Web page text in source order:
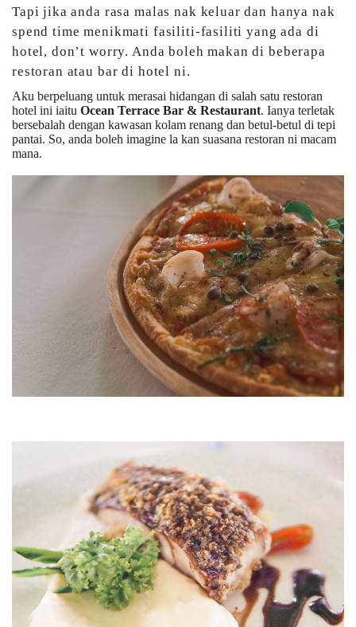
Tapi jika anda rasa malas nak keluar dan hanya nak
spend time menikmati fasiliti-fasiliti yang ada di
hotel, don’t worry. Anda boleh makan di beberapa
restoran atau bar di hotel ni.
Aku berpeluang untuk merasai hidangan di salah satu restoran
hotel ini iaitu Ocean Terrace Bar & Restaurant. Ianya terletak
bersebalah dengan kawasan kolam renang dan betul-betul di tepi
pantai. So, anda boleh imagine la kan suasana restoran ni macam
mana.